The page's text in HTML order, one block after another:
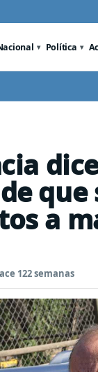
Política
que
a
122 semanas